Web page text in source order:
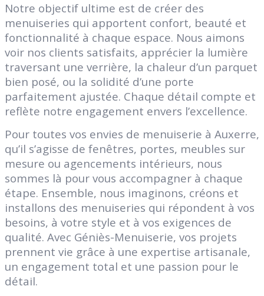
Notre objectif ultime est de créer des
menuiseries qui apportent confort, beauté et
fonctionnalité à chaque espace. Nous aimons
voir nos clients satisfaits, apprécier la lumière
traversant une verrière, la chaleur d’un parquet
bien posé, ou la solidité d’une porte
parfaitement ajustée. Chaque détail compte et
reflète notre engagement envers l’excellence.
Pour toutes vos envies de menuiserie à Auxerre,
qu’il s’agisse de fenêtres, portes, meubles sur
mesure ou agencements intérieurs, nous
sommes là pour vous accompagner à chaque
étape. Ensemble, nous imaginons, créons et
installons des menuiseries qui répondent à vos
besoins, à votre style et à vos exigences de
qualité. Avec Géniès-Menuiserie, vos projets
prennent vie grâce à une expertise artisanale,
un engagement total et une passion pour le
détail.